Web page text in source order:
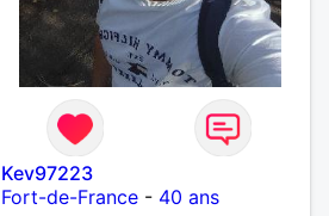
Kev97223
Fort-de-France- 40 ans